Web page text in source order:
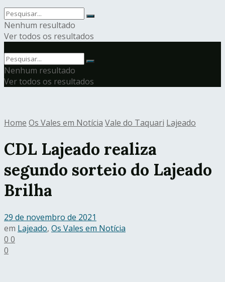
Nenhum resultado
Ver todos os resultados
Nenhum resultado
Ver todos os resultados
Home Os Vales em Notícia Vale do Taquari Lajeado
CDL Lajeado realiza
segundo sorteio do Lajeado
Brilha
29 de novembro de 2021
em Lajeado, Os Vales em Notícia
0 0
0